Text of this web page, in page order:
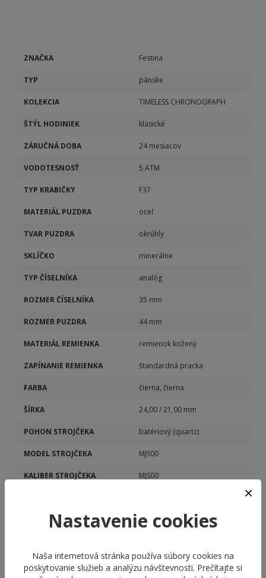
ZNAČKA Festina
TYP pánske
KOLEKCIA TIMELESS CHRONOGRAPH
ŠTÝL HODINIEK klasické
ZÁRUČNÁ DOBA 24 mesiacov
VODOTESNOSŤ 5 ATM
TYP KRABIČKY F37
MATERIÁL PUZDRA oceľ
TVAR PUZDRA okrúhly
SKLÍČKO minerálne
TYP ČÍSELNÍKA analóg
ROZMER ČÍSELNÍKA 35 mm
ROZMER PUZDRA 44 mm
MATERIÁL REMIENKA remienok kožený
ZAPÍNANIE REMIENKA štandardná pracka
FARBA čierna, čierna
ŠÍRKA 24,00 / 21,00 mm
POHON STROJČEKA batériový (quartz)
MODEL STROJČEKA MJS00
KALIBER STROJČEKA MJS00
STOPKY Áno
Nastavenie cookies
Naša internetová stránka používa súbory cookies na
poskytovanie služieb a analýzu návštevnosti. Prečítajte si